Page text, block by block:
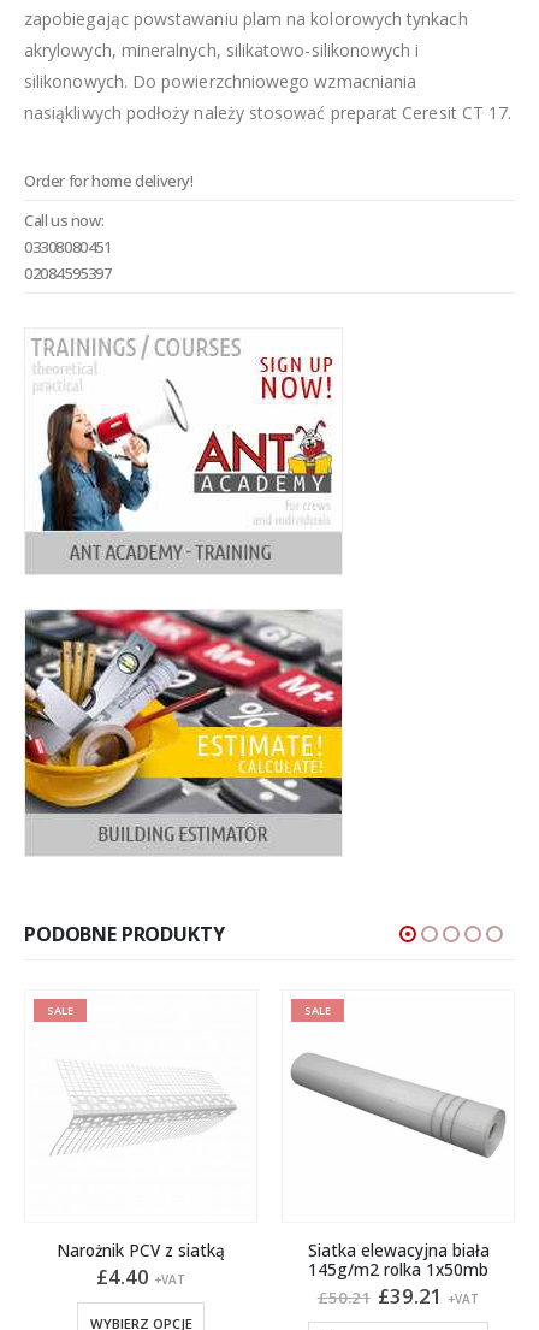
zapobiegając powstawaniu plam na kolorowych tynkach
akrylowych, mineralnych, silikatowo-silikonowych i
silikonowych. Do powierzchniowego wzmacniania
nasiąkliwych podłoży należy stosować preparat Ceresit CT 17.
Order for home delivery!
Call us now:
03308080451
02084595397
PODOBNE PRODUKTY
SALE
Narożnik PCV z siatką
£4.40 +VAT
WYBIERZ OPCJE
Ten produkt ma wiele wariantów. Opcje można wybrać na stronie produktu
SALE
Siatka elewacyjna biała
145g/m2 rolka 1x50mb
£50.21 Pierwotna
£39.21 Aktualna
+VAT